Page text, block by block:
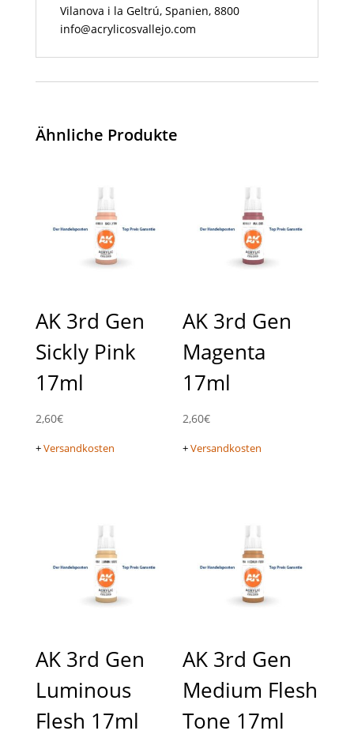
Vilanova i la Geltrú, Spanien, 8800
info@acrylicosvallejo.com
Ähnliche Produkte
AK 3rd Gen
Sickly Pink
17ml
2,60€
+Versandkosten
AK 3rd Gen
Magenta
17ml
2,60€
+Versandkosten
AK 3rd Gen
Luminous
Flesh 17ml
AK 3rd Gen
Medium Flesh
Tone 17ml